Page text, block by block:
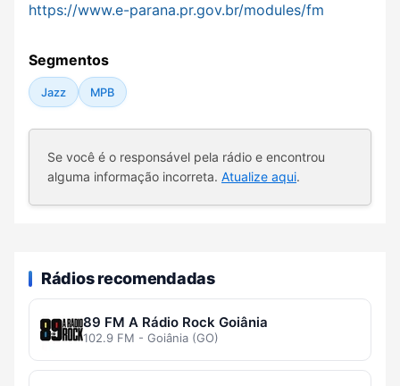
https://www.e-parana.pr.gov.br/modules/fm
Segmentos
Jazz MPB
Se você é o responsável pela rádio e encontrou
alguma informação incorreta. Atualize aqui.
Rádios recomendadas
89 FM A Rádio Rock Goiânia
102.9 FM - Goiânia (GO)